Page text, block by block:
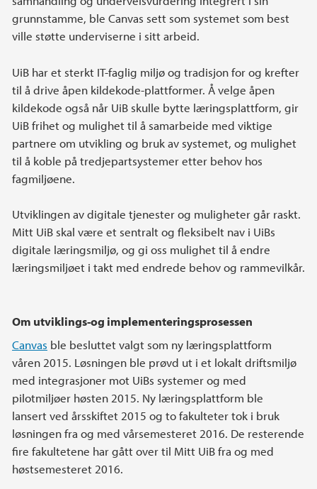
grunnstamme, ble Canvas sett som systemet som best
ville støtte underviserne i sitt arbeid.
UiB har et sterkt IT-faglig miljø og tradisjon for og krefter
til å drive åpen kildekode-plattformer. Å velge åpen
kildekode også når UiB skulle bytte læringsplattform, gir
UiB frihet og mulighet til å samarbeide med viktige
partnere om utvikling og bruk av systemet, og mulighet
til å koble på tredjepartsystemer etter behov hos
fagmiljøene.
Utviklingen av digitale tjenester og muligheter går raskt.
Mitt UiB skal være et sentralt og fleksibelt nav i UiBs
digitale læringsmiljø, og gi oss mulighet til å endre
læringsmiljøet i takt med endrede behov og rammevilkår.
Om utviklings-og implementeringsprosessen
Canvas ble besluttet valgt som ny læringsplattform
våren 2015. Løsningen ble prøvd ut i et lokalt driftsmiljø
med integrasjoner mot UiBs systemer og med
pilotmiljøer høsten 2015. Ny læringsplattform ble
lansert ved årsskiftet 2015 og to fakulteter tok i bruk
løsningen fra og med vårsemesteret 2016. De resterende
fire fakultetene har gått over til Mitt UiB fra og med
høstsemesteret 2016.